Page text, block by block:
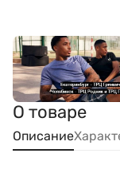
О товаре
Описание